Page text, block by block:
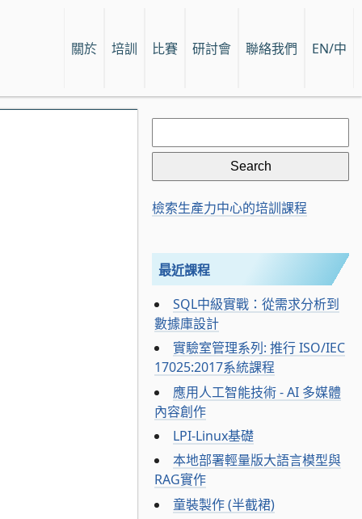
關於 培訓 比賽 研討會 聯絡我們 EN/中
Search
for:
檢索生產力中心的培訓課程
最近課程
SQL中級實戰：從需求分析到
數據庫設計
實驗室管理系列: 推行 ISO/IEC
17025:2017系統課程
應用人工智能技術 - AI 多媒體
內容創作
LPI-Linux基礎
本地部署輕量版大語言模型與
RAG實作
童裝製作 (半截裙)